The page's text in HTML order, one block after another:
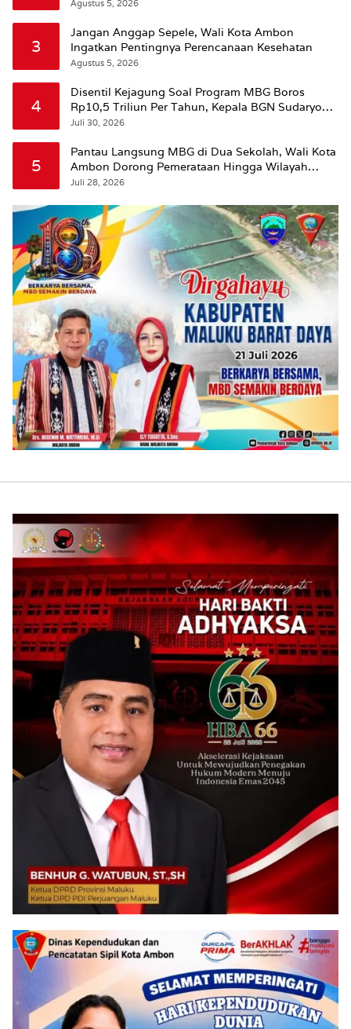
Agustus 5, 2026
3
Jangan Anggap Sepele, Wali Kota Ambon
Ingatkan Pentingnya Perencanaan Kesehatan
Agustus 5, 2026
4
Disentil Kejagung Soal Program MBG Boros
Rp10,5 Triliun Per Tahun, Kepala BGN Sudaryono
Beri Penjelasan
Juli 30, 2026
5
Pantau Langsung MBG di Dua Sekolah, Wali Kota
Ambon Dorong Pemerataan Hingga Wilayah
Leitimur Selatan
Juli 28, 2026